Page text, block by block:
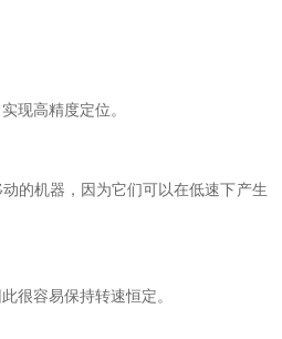
现高精度定位。
的机器，因为它们可以在低速下产生
很容易保持转速恒定。